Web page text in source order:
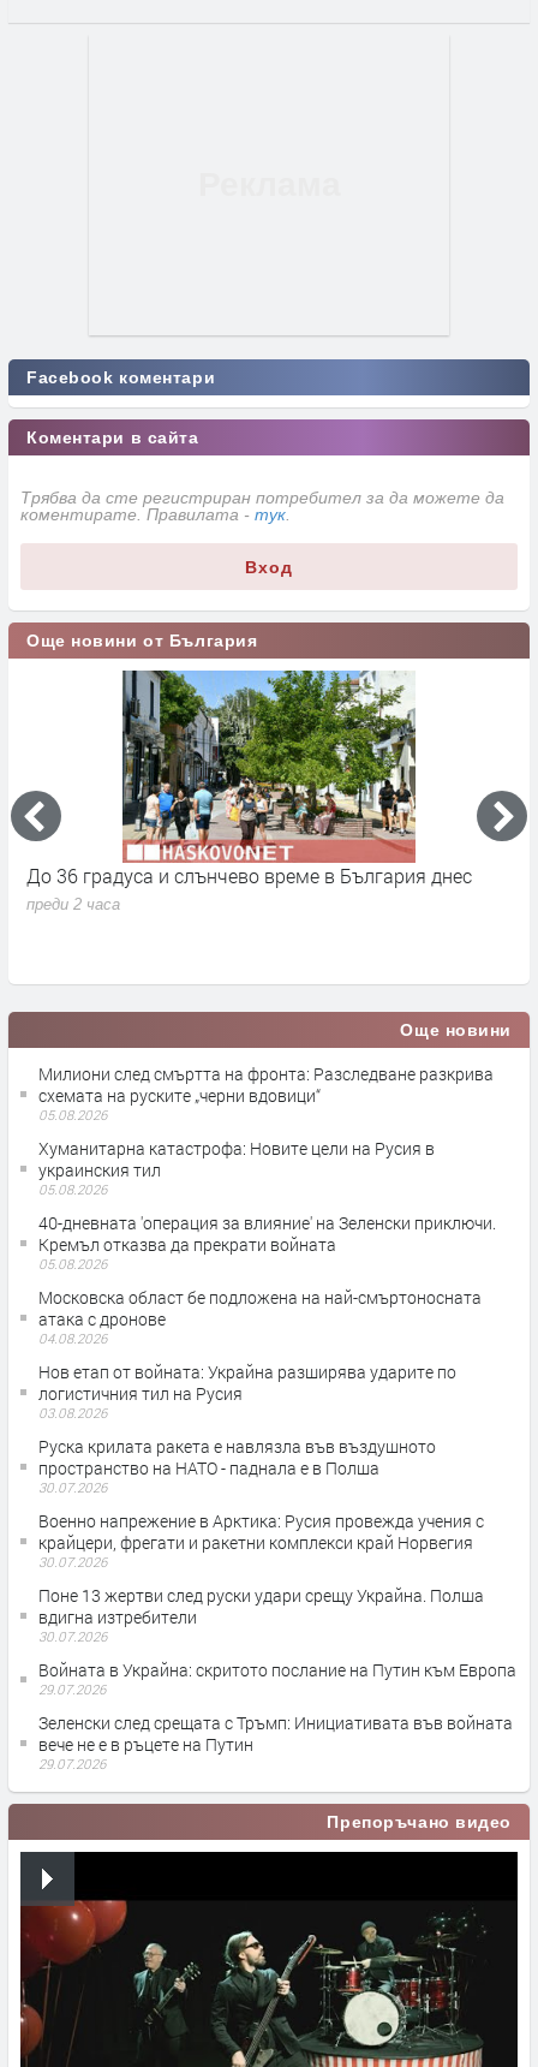
Facebook коментари
Коментари в сайта
Трябва да сте регистриран потребител за да можете да
коментирате. Правилата - тук
Вход
Още новини от България
До 36 градуса и слънчево време в България днес
преди 2 часа
Още новини
Милиони след смъртта на фронта: Разследване разкрива
схемата на руските „черни вдовици“
05.08.2026
Хуманитарна катастрофа: Новите цели на Русия в
украинския тил
05.08.2026
40-дневната 'операция за влияние' на Зеленски приключи.
Кремъл отказва да прекрати войната
05.08.2026
Московска област бе подложена на най-смъртоносната
атака с дронове
04.08.2026
Нов етап от войната: Украйна разширява ударите по
логистичния тил на Русия
03.08.2026
Руска крилата ракета е навлязла във въздушното
пространство на НАТО - паднала е в Полша
30.07.2026
Военно напрежение в Арктика: Русия провежда учения с
крайцери, фрегати и ракетни комплекси край Норвегия
30.07.2026
Поне 13 жертви след руски удари срещу Украйна. Полша
вдигна изтребители
30.07.2026
Войната в Украйна: скритото послание на Путин към Европа
29.07.2026
Зеленски след срещата с Тръмп: Инициативата във войната
вече не е в ръцете на Путин
29.07.2026
Препоръчано видео